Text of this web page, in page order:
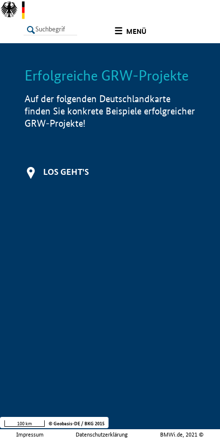
MENÜ
LISTE Info
Erfolgreiche GRW-Projekte
Auf der folgenden Deutschlandkarte
finden Sie konkrete Beispiele erfolgreicher
GRW-Projekte!
LOS GEHT'S
Impressum Datenschutzerklärung BMWi.de, 2021 ©
100 km © Geobasis-DE / BKG 2015